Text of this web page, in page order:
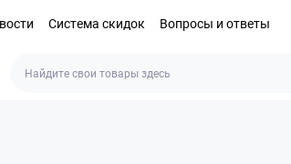
Система скидок Вопросы и ответы